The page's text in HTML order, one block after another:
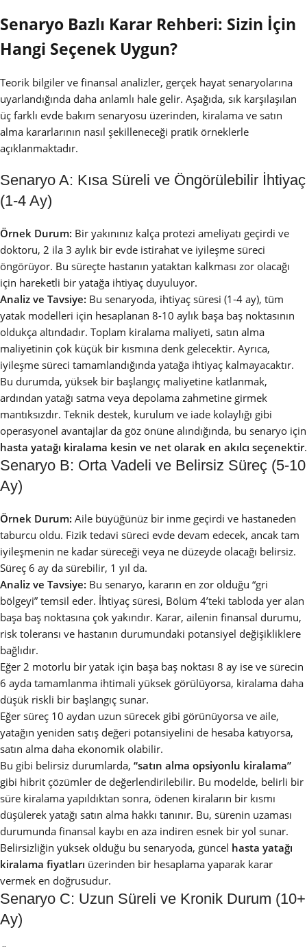
Senaryo Bazlı Karar Rehberi: Sizin İçin
Hangi Seçenek Uygun?
Teorik bilgiler ve finansal analizler, gerçek hayat senaryolarına
uyarlandığında daha anlamlı hale gelir. Aşağıda, sık karşılaşılan
üç farklı evde bakım senaryosu üzerinden, kiralama ve satın
alma kararlarının nasıl şekilleneceği pratik örneklerle
açıklanmaktadır.
Senaryo A: Kısa Süreli ve Öngörülebilir İhtiyaç
(1-4 Ay)
Örnek Durum: Bir yakınınız kalça protezi ameliyatı geçirdi ve
doktoru, 2 ila 3 aylık bir evde istirahat ve iyileşme süreci
öngörüyor. Bu süreçte hastanın yataktan kalkması zor olacağı
için hareketli bir yatağa ihtiyaç duyuluyor.
Analiz ve Tavsiye: Bu senaryoda, ihtiyaç süresi (1-4 ay), tüm
yatak modelleri için hesaplanan 8-10 aylık başa baş noktasının
oldukça altındadır. Toplam kiralama maliyeti, satın alma
maliyetinin çok küçük bir kısmına denk gelecektir. Ayrıca,
iyileşme süreci tamamlandığında yatağa ihtiyaç kalmayacaktır.
Bu durumda, yüksek bir başlangıç maliyetine katlanmak,
ardından yatağı satma veya depolama zahmetine girmek
mantıksızdır. Teknik destek, kurulum ve iade kolaylığı gibi
operasyonel avantajlar da göz önüne alındığında, bu senaryo için
hasta yatağı kiralama kesin ve net olarak en akılcı seçenektir.
Senaryo B: Orta Vadeli ve Belirsiz Süreç (5-10
Ay)
Örnek Durum: Aile büyüğünüz bir inme geçirdi ve hastaneden
taburcu oldu. Fizik tedavi süreci evde devam edecek, ancak tam
iyileşmenin ne kadar süreceği veya ne düzeyde olacağı belirsiz.
Süreç 6 ay da sürebilir, 1 yıl da.
Analiz ve Tavsiye: Bu senaryo, kararın en zor olduğu “gri
bölgeyi” temsil eder. İhtiyaç süresi, Bölüm 4’teki tabloda yer alan
başa baş noktasına çok yakındır. Karar, ailenin finansal durumu,
risk toleransı ve hastanın durumundaki potansiyel değişikliklere
bağlıdır.
Eğer 2 motorlu bir yatak için başa baş noktası 8 ay ise ve sürecin
6 ayda tamamlanma ihtimali yüksek görülüyorsa, kiralama daha
düşük riskli bir başlangıç sunar.
Eğer süreç 10 aydan uzun sürecek gibi görünüyorsa ve aile,
yatağın yeniden satış değeri potansiyelini de hesaba katıyorsa,
satın alma daha ekonomik olabilir.
Bu gibi belirsiz durumlarda, “satın alma opsiyonlu kiralama”
gibi hibrit çözümler de değerlendirilebilir. Bu modelde, belirli bir
süre kiralama yapıldıktan sonra, ödenen kiraların bir kısmı
düşülerek yatağı satın alma hakkı tanınır. Bu, sürenin uzaması
durumunda finansal kaybı en aza indiren esnek bir yol sunar.
Belirsizliğin yüksek olduğu bu senaryoda, güncel hasta yatağı
kiralama fiyatları üzerinden bir hesaplama yaparak karar
vermek en doğrusudur.
Senaryo C: Uzun Süreli ve Kronik Durum (10+
Ay)